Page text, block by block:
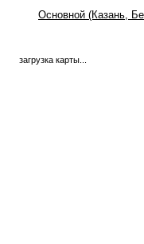
Основной (Казань,
загрузка карты...